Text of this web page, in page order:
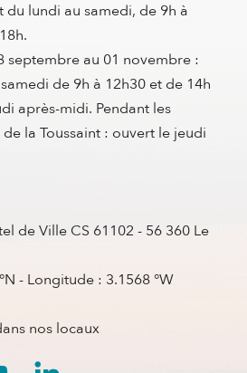
lundi au samedi, de 9h à
septembre au 01 novembre :
de 9h à 12h30 et de 14h
après-midi. Pendant les
la Toussaint : ouvert le jeudi
de Ville CS 61102 - 56 360 Le
- Longitude : 3.1568 °W
nos locaux